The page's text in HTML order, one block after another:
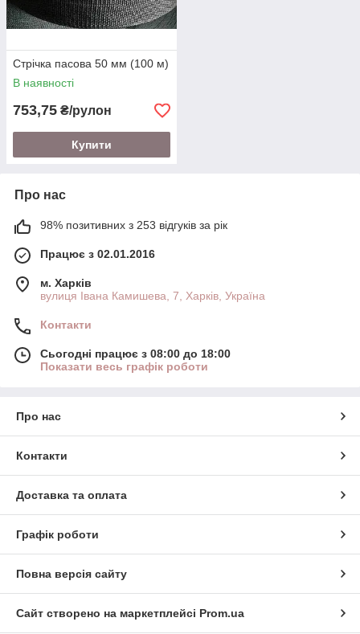
Стрічка пасова 50 мм (100 м)
В наявності
753,75 ₴/рулон
Купити
Про нас
98% позитивних з 253 відгуків за рік
Працює з 02.01.2016
м. Харків
вулиця Івана Камишева, 7, Харків, Україна
Контакти
Сьогодні працює з 08:00 до 18:00
Показати весь графік роботи
Про нас
Контакти
Доставка та оплата
Графік роботи
Повна версія сайту
Сайт створено на маркетплейсі Prom.ua